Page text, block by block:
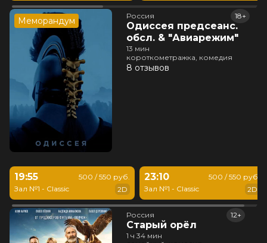
Меморандум Россия
Одиссея предсеанс.
обсл. & "Авиарежим"
18+
13 мин
короткометражка, комедия
8 отзывов
19:55
Зал №1 - Classic
500 / 550 руб.
2D
23:10
Зал №1 - Classic
500 / 550 руб.
2D
Россия
Старый орёл
12+
1 ч 34 мин